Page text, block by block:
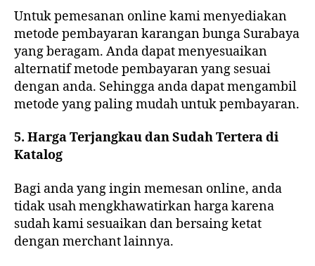
Untuk pemesanan online kami menyediakan
metode pembayaran karangan bunga Surabaya
yang beragam. Anda dapat menyesuaikan
alternatif metode pembayaran yang sesuai
dengan anda. Sehingga anda dapat mengambil
metode yang paling mudah untuk pembayaran.
5. Harga Terjangkau dan Sudah Tertera di
Katalog
Bagi anda yang ingin memesan online, anda
tidak usah mengkhawatirkan harga karena
sudah kami sesuaikan dan bersaing ketat
dengan merchant lainnya.